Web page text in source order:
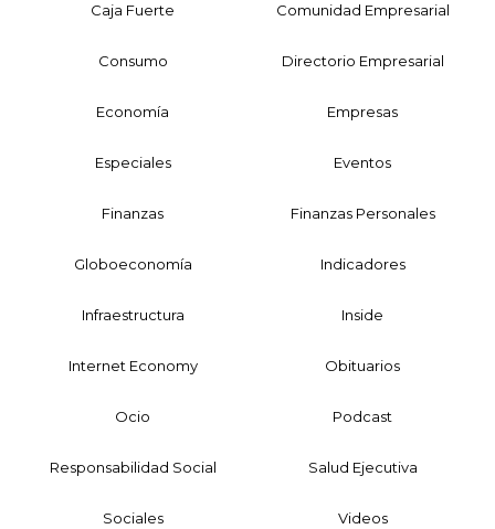
Caja Fuerte Comunidad Empresarial
Consumo Directorio Empresarial
Economía Empresas
Especiales Eventos
Finanzas Finanzas Personales
Globoeconomía Indicadores
Infraestructura Inside
Internet Economy Obituarios
Ocio Podcast
Responsabilidad Social Salud Ejecutiva
Sociales Videos